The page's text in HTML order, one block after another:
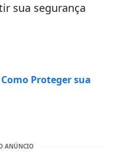
sua segurança
Proteger sua